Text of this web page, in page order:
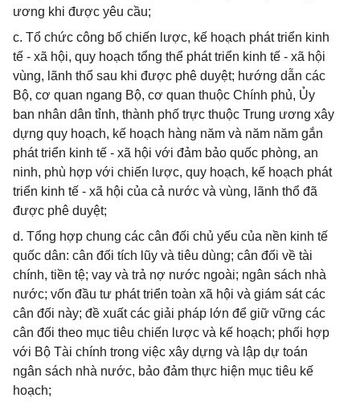
ương khi được yêu cầu;
c. Tổ chức công bố chiến lược, kế hoạch phát triển kinh
tế - xã hội, quy hoạch tổng thể phát triển kinh tế - xã hội
vùng, lãnh thổ sau khi được phê duyệt; hướng dẫn các
Bộ, cơ quan ngang Bộ, cơ quan thuộc Chính phủ, Ủy
ban nhân dân tỉnh, thành phố trực thuộc Trung ương xây
dựng quy hoạch, kế hoạch hàng năm và năm năm gắn
phát triển kinh tế - xã hội với đảm bảo quốc phòng, an
ninh, phù hợp với chiến lược, quy hoạch, kế hoạch phát
triển kinh tế - xã hội của cả nước và vùng, lãnh thổ đã
được phê duyệt;
d. Tổng hợp chung các cân đối chủ yếu của nền kinh tế
quốc dân: cân đối tích lũy và tiêu dùng; cân đối về tài
chính, tiền tệ; vay và trả nợ nước ngoài; ngân sách nhà
nước; vốn đầu tư phát triển toàn xã hội và giám sát các
cân đối này; đề xuất các giải pháp lớn để giữ vững các
cân đối theo mục tiêu chiến lược và kế hoạch; phối hợp
với Bộ Tài chính trong việc xây dựng và lập dự toán
ngân sách nhà nước, bảo đảm thực hiện mục tiêu kế
hoạch;